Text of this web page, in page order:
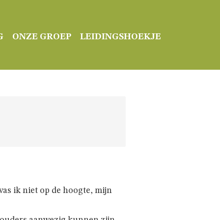
ONZE GROEP LEIDINGSHOEKJE
ik niet op de hoogte, mijn